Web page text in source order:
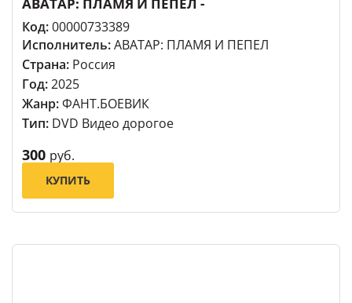
АВАТАР: ПЛАМЯ И ПЕПЕЛ -
Код:00000733389
Исполнитель:АВАТАР: ПЛАМЯ И ПЕПЕЛ
Страна: Россия
Год:2025
Жанр:ФАНТ.БОЕВИК
Тип: DVD Видео дорогое
300 руб.
КУПИТЬ